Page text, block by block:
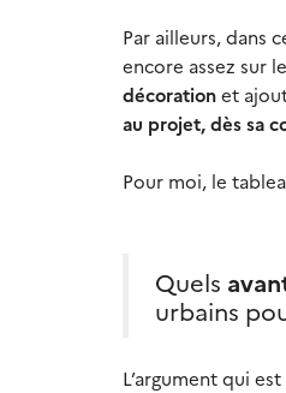
Par ailleurs, dans
encore assez sur le
décorationet
au projet, dès sa
Pour moi, le
Quels
urbains
L’argument qui